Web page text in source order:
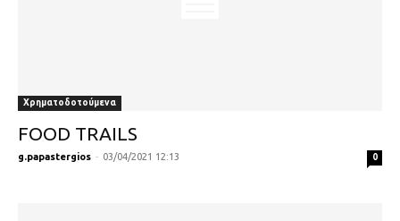
Χρηματοδοτούμενα
FOOD TRAILS
g.papastergios - 03/04/2021 12:13 0